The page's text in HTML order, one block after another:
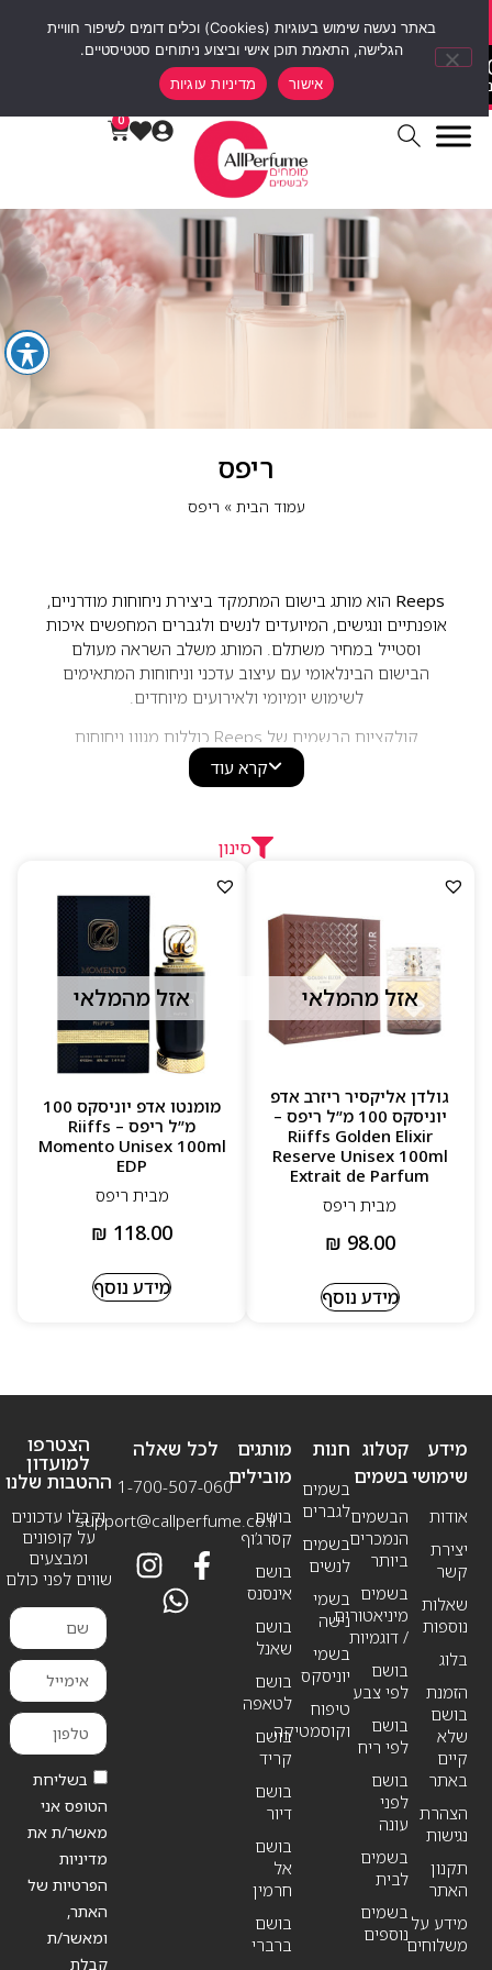
סוף שבוע של הנחות 12% הנחה על כל האתר עם קוד קופון weekend10
00
ימים
00 00
0
ריפס
עמוד הבית» ריפס
Reepsהוא מותג בישום המתמקד ביצירת ניחוחות מודרניים,
אופנתיים ונגישים, המיועדים לנשים ולגברים המחפשים איכות
וסטייל במחיר משתלם. המותג משלב השראה מעולם
הבישום הבינלאומי עם עיצוב עדכני וניחוחות המתאימים
לשימוש יומיומי ולאירועים מיוחדים.
קולקציות הבשמים של Reeps כוללות מגוון ניחוחות
פרחוניים, פירותיים, עציים ומזרחיים, המאופיינים בנוכחות
נעימה, עמידות טובה ותחושת רעננות ואלגנטיות. בזכות שילוב
מי שמחפש בישום אופנתי ומחמיא לכל סגנון.
קרא עוד
סינון
אזל מהמלאי
גולדן אליקסיר ריזרב אדפ
יוניסקס 100 מ”ל ריפס –
Riiffs Golden Elixir
Reserve Unisex 100ml
Extrait de Parfum
מבית ריפס
₪ 98.00
מידע נוסף
אזל מהמלאי
מומנטו אדפ יוניסקס 100
מ”ל ריפס – Riiffs
Momento Unisex 100ml
EDP
מבית ריפס
₪ 118.00
מידע נוסף
מידע
שימושי
אודות
יצירת
קשר
שאלות
נוספות
בלוג
הזמנת
בושם
שלא
קיים
באתר
הצהרת
נגישות
תקנון
האתר
מידע על
משלוחים
חנות
בשמים
לגברים
בשמים
לנשים
בשמי
נישה
בשמי
יוניסקס
טיפוח
וקוסמטיקה
קטלוג
בשמים
הבשמים
הנמכרים
ביותר
בשמים
מיניאטורים
/ דוגמיות
בושם
לפי צבע
בושם
לפי ריח
בושם
לפני
עונה
בשמים
לבית
בשמים
נוספים
מותגים
מובילים
בושם
קסרג’וף
בושם
אינסנס
בושם
שאנל
בושם
לטאפה
בושם
קריד
בושם
דיור
בושם
אל
חרמין
בושם
ברברי
לכל שאלה
1-700-507-060
support@callperfume.co.il
הצטרפו
למועדון
ההטבות שלנו
וקבלו עדכונים
על קופונים
ומבצעים
שווים לפני כולם
בשליחת
הטופס אני
מאשר/ת את
מדיניות
הפרטיות של
האתר,
ומאשר/ת
קבלת
באתר נעשה שימוש בעוגיות (Cookies) וכלים דומים לשיפור חוויית
הגלישה, התאמת תוכן אישי וביצוע ניתוחים סטטיסטיים.
אישור
מדיניות עוגיות